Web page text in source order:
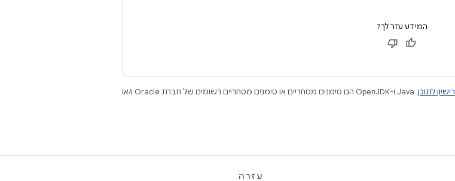
המידע עזר לך?
רישיון לתוכן
.‏ Java ו-OpenJDK הם סימנים מסחריים או סימנים מסחריים רשומים של חברת Oracle ו/או
עזרה